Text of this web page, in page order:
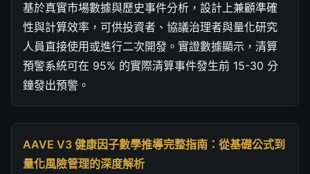
基於真實市場數據與歷史事件分析，設計上兼顧準確
性與計算效率，可供投資者、協議治理者與量化研究
人員直接使用或進行二次開發。實證數據顯示，清算
預警系統可在 95% 的實際清算事件發生前 15-30 分
鐘發出預警。
AAVE V3 健康因子數學推導完整指南：從基礎公式到
量化風險管理的深度解析